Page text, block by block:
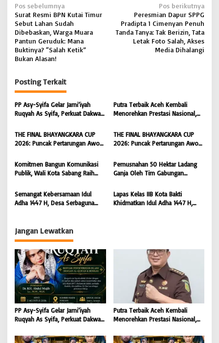
N
a
v
i
g
a
s
i
p
o
s
Pos sebelumnya
Surat Resmi BPN Kutai Timur
Sebut Lahan Sudah
Dibebaskan, Warga Muara
Pantun Geruduk: Mana
Buktinya? “Salah Ketik”
Bukan Alasan!
Pos berikutnya
Peresmian Dapur SPPG
Pradipta 1 Cimenyan Penuh
Tanda Tanya: Tak Berizin, Tata
Letak Foto Salah, Akses
Media Dihalangi
Posting Terkait
PP Asy-Syifa Gelar Jami’iyah
Ruqyah As Syifa, Perkuat Dakwah
di Bondowoso
Putra Terbaik Aceh Kembali
Menorehkan Prestasi Nasional,
Dipromosikan Menjadi
Koordinator JAM Pidum
THE FINAL BHAYANGKARA CUP
2026: Puncak Pertarungan Awon
FC Kedungwuni, Siap
Mengguncang Stadion Widya
Manggala Krida
THE FINAL BHAYANGKARA CUP
2026: Puncak Pertarungan Awon
FC Kedungwuni, Siap
Mengguncang Stadion Widya
Manggala Krida
Komitmen Bangun Komunikasi
Publik, Wali Kota Sabang Raih
BONGKAR’Perkara.com
Pemusnahan 50 Hektar Ladang
Ganja Oleh Tim Gabungan
Meurandeh
Semangat Kebersamaan Idul
Adha 1447 H, Desa Serbaguna
Lapas Kelas IIB Kota Bakti
Khidmatkan Idul Adha 1447 H,
Jangan Lewatkan
PP Asy-Syifa Gelar Jami’iyah
Ruqyah As Syifa, Perkuat Dakwah
di Bondowoso
Putra Terbaik Aceh Kembali
Menorehkan Prestasi Nasional,
Dipromosikan Menjadi